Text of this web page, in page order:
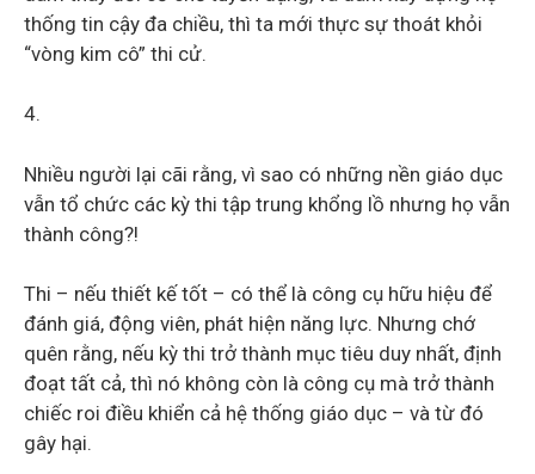
thống tin cậy đa chiều, thì ta mới thực sự thoát khỏi
“vòng kim cô” thi cử.
4.
Nhiều người lại cãi rằng, vì sao có những nền giáo dục
vẫn tổ chức các kỳ thi tập trung khổng lồ nhưng họ vẫn
thành công?!
Thi – nếu thiết kế tốt – có thể là công cụ hữu hiệu để
đánh giá, động viên, phát hiện năng lực. Nhưng chớ
quên rằng, nếu kỳ thi trở thành mục tiêu duy nhất, định
đoạt tất cả, thì nó không còn là công cụ mà trở thành
chiếc roi điều khiển cả hệ thống giáo dục – và từ đó
gây hại.